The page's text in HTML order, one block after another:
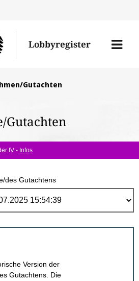
Lobbyregister
Menü
Gutachten
Gutachten
IV - Infos
des Gutachtens
Version der
Gutachtens. Die